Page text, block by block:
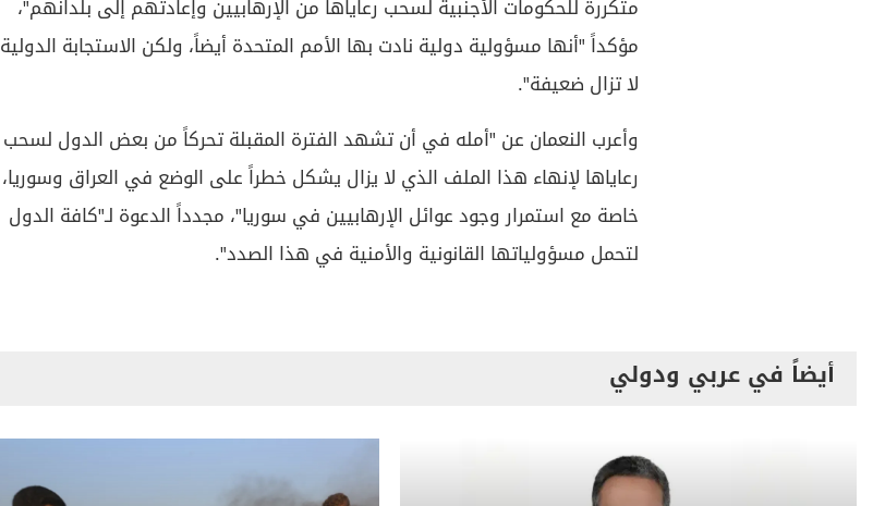
متكررة للحكومات الأجنبية لسحب رعاياها من الإرهابيين وإعادتهم إلى بلدانهم"،
مؤكداً "أنها مسؤولية دولية نادت بها الأمم المتحدة أيضاً، ولكن الاستجابة الدولية
لا تزال ضعيفة".
وأعرب النعمان عن "أمله في أن تشهد الفترة المقبلة تحركاً من بعض الدول لسحب
رعاياها لإنهاء هذا الملف الذي لا يزال يشكل خطراً على الوضع في العراق وسوريا،
خاصة مع استمرار وجود عوائل الإرهابيين في سوريا"، مجدداً الدعوة لـ"كافة الدول
لتحمل مسؤولياتها القانونية والأمنية في هذا الصدد".
أيضاً في عربي ودولي